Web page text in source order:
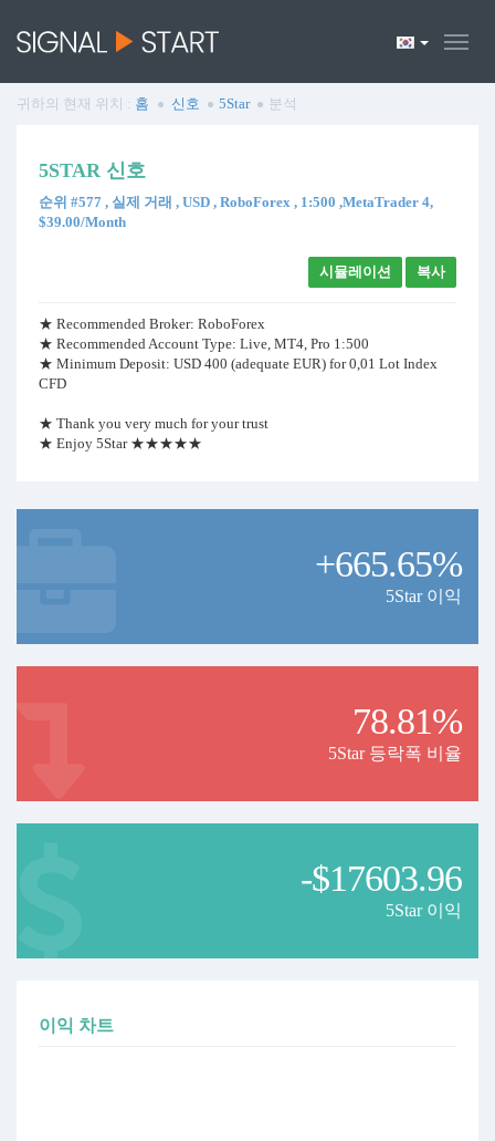
귀하의 현재 위치 : 홈 신호 5Star 분석
5STAR 신호
순위 #577 , 실제 거래 , USD , RoboForex , 1:500 ,MetaTrader 4,
$39.00/Month
시뮬레이션 복사
★ Recommended Broker: RoboForex
★ Recommended Account Type: Live, MT4, Pro 1:500
★ Minimum Deposit: USD 400 (adequate EUR) for 0,01 Lot Index
CFD
★ Thank you very much for your trust
★ Enjoy 5Star ★★★★★
+665.65%
5Star 이익
78.81%
5Star 등락폭 비율
-$17603.96
5Star 이익
이익 차트